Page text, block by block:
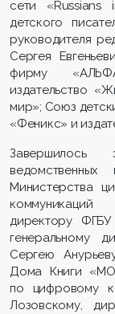
сети
детского
руководителя
Сергея
фирму
издательство
мир»; Союз
«Феникс» и
Завершилось
Министерства
директору
генеральному
Сергею
Дома Книги
по цифровому
Лозовскому,